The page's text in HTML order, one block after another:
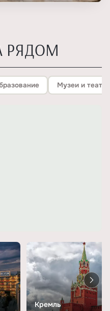
РЯДОМ
Музеи и
Кремль